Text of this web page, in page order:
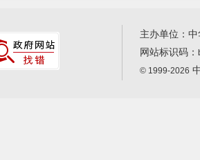
主办单位：
网站标识码：
© 1999-2026